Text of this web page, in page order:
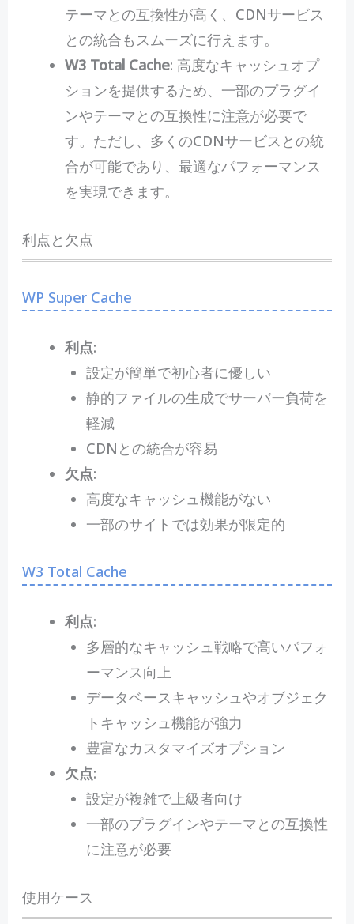
テーマとの互換性が高く、CDNサービス
との統合もスムーズに行えます。
W3 Total Cache: 高度なキャッシュオプ
ションを提供するため、一部のプラグイ
ンやテーマとの互換性に注意が必要で
す。ただし、多くのCDNサービスとの統
合が可能であり、最適なパフォーマンス
を実現できます。
利点と欠点
WP Super Cache
利点:
設定が簡単で初心者に優しい
静的ファイルの生成でサーバー負荷を
軽減
CDNとの統合が容易
欠点:
高度なキャッシュ機能がない
一部のサイトでは効果が限定的
W3 Total Cache
利点:
多層的なキャッシュ戦略で高いパフォ
ーマンス向上
データベースキャッシュやオブジェク
トキャッシュ機能が強力
豊富なカスタマイズオプション
欠点:
設定が複雑で上級者向け
一部のプラグインやテーマとの互換性
に注意が必要
使用ケース